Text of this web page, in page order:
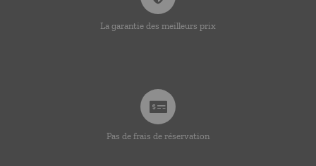
La garantie des meilleurs prix
Pas de frais de réservation